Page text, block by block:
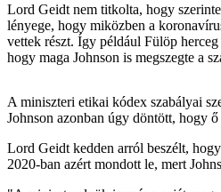
Lord Geidt nem titkolta, hogy
lényege, hogy miközben a
vettek részt. Így például Fülöp
hogy maga Johnson is megszegte a
A miniszteri etikai kódex szabályai
Johnson azonban úgy döntött, hogy ő
Lord Geidt kedden arról beszélt,
2020-ban azért mondott le, mert